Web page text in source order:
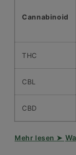
Cannabinoid
THC
CBL
CBD